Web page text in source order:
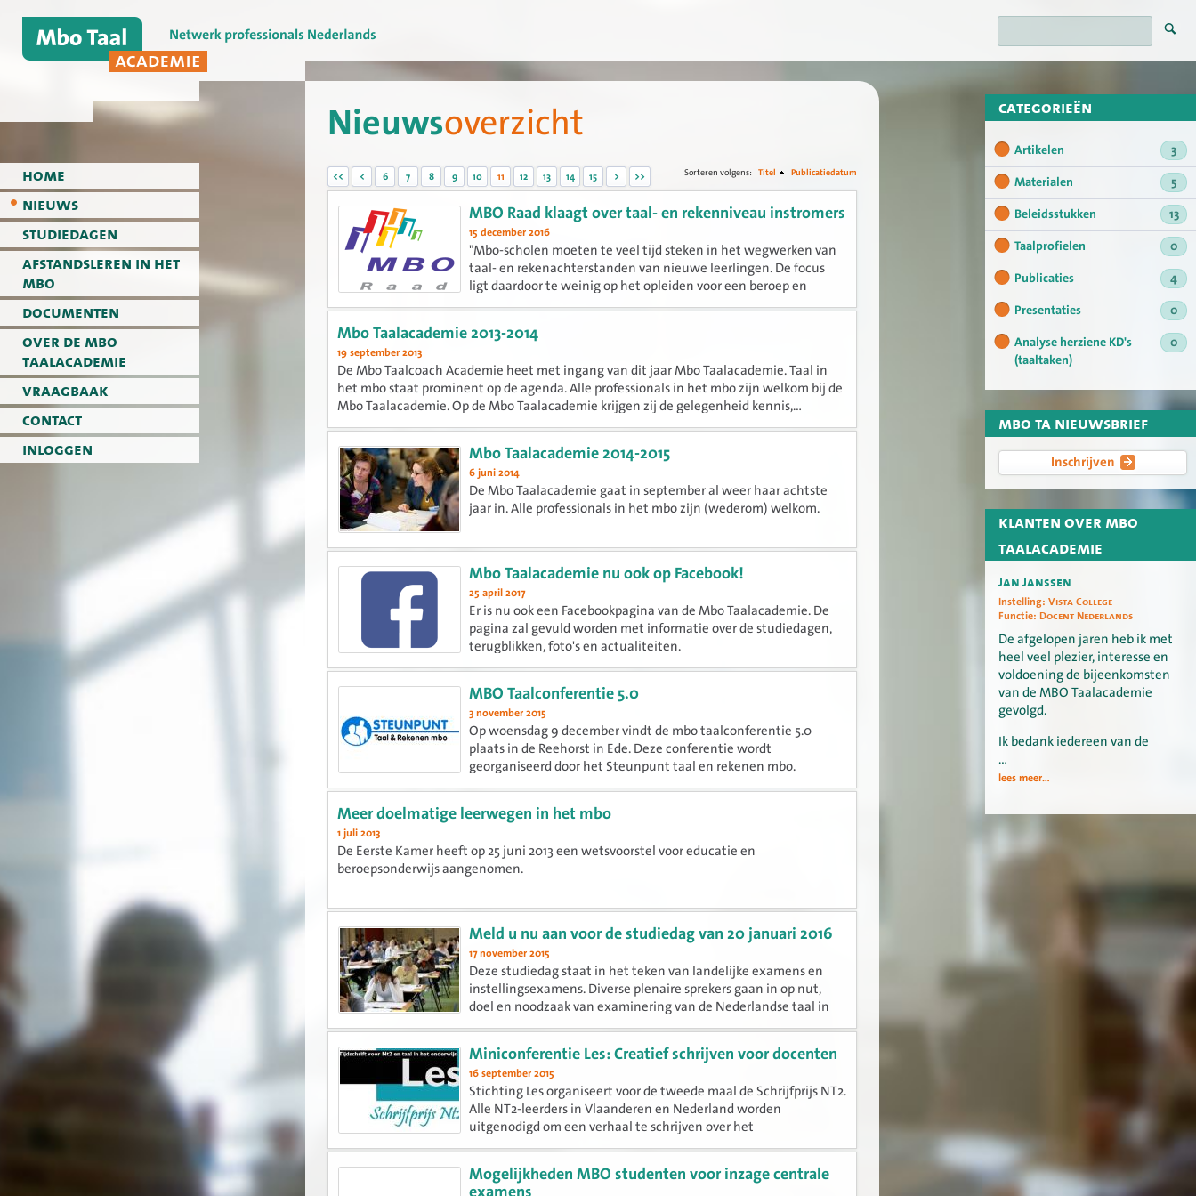
home
nieuws
studiedagen
afstandsleren in het
mbo
documenten
over de mbo
taalacademie
vraagbaak
contact
inloggen
categorieën
Artikelen
3
Materialen
5
Beleidsstukken
13
Taalprofielen
0
Publicaties
4
Presentaties
0
Analyse herziene KD's
(taaltaken)
0
mbo ta nieuwsbrief
Inschrijven
klanten over mbo
taalacademie
Jan Janssen
Instelling: Vista College
Functie: Docent Nederlands
De afgelopen jaren heb ik met
heel veel plezier, interesse en
voldoening de bijeenkomsten
van de MBO Taalacademie
gevolgd.
Ik bedank iedereen van de
…
lees meer...
Nieuwsoverzicht
<< < 6 7 8 9 10 11 12 13 14 15 > >> Sorteren volgens: Titel Publicatiedatum
MBO Raad klaagt over taal- en rekenniveau instromers
15 december 2016
"Mbo-scholen moeten te veel tijd steken in het wegwerken van
taal- en rekenachterstanden van nieuwe leerlingen. De focus
ligt daardoor te weinig op het opleiden voor een beroep en
eventueel verder leren", zegt MBO Raad-voorzitter Ton Heerts in
Mbo Taalacademie 2013-2014
19 september 2013
De Mbo Taalcoach Academie heet met ingang van dit jaar Mbo Taalacademie. Taal in
het mbo staat prominent op de agenda. Alle professionals in het mbo zijn welkom bij de
Mbo Taalacademie. Op de Mbo Taalacademie krijgen zij de gelegenheid kennis,...
Mbo Taalacademie 2014-2015
6 juni 2014
De Mbo Taalacademie gaat in september al weer haar achtste
jaar in. Alle professionals in het mbo zijn (wederom) welkom.
Mbo Taalacademie nu ook op Facebook!
25 april 2017
Er is nu ook een Facebookpagina van de Mbo Taalacademie. De
pagina zal gevuld worden met informatie over de studiedagen,
terugblikken, foto's en actualiteiten.
MBO Taalconferentie 5.0
3 november 2015
Op woensdag 9 december vindt de mbo taalconferentie 5.0
plaats in de Reehorst in Ede. Deze conferentie wordt
georganiseerd door het Steunpunt taal en rekenen mbo.
Meer doelmatige leerwegen in het mbo
1 juli 2013
De Eerste Kamer heeft op 25 juni 2013 een wetsvoorstel voor educatie en
beroepsonderwijs aangenomen.
Meld u nu aan voor de studiedag van 20 januari 2016
17 november 2015
Deze studiedag staat in het teken van landelijke examens en
instellingsexamens. Diverse plenaire sprekers gaan in op nut,
doel en noodzaak van examinering van de Nederlandse taal in
het mbo, de wet- en regelgeving en externe validering.
Miniconferentie Les: Creatief schrijven voor docenten
16 september 2015
Stichting Les organiseert voor de tweede maal de Schrijfprijs NT2.
Alle NT2-leerders in Vlaanderen en Nederland worden
uitgenodigd om een verhaal te schrijven over het
thema Ontmoeten, hoe mijn wereld veranderde... Als aftrap
wordt er voor docenten...
Mogelijkheden MBO studenten voor inzage centrale